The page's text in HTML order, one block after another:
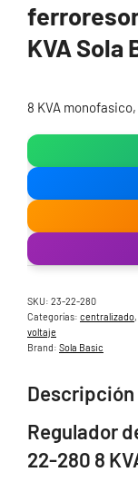
KVA Sola
8 KVA
SKU: 23-22-280
Categorías: centralizado,
voltaje
Brand: Sola Basic
Descripción
Regulador
22-280 8